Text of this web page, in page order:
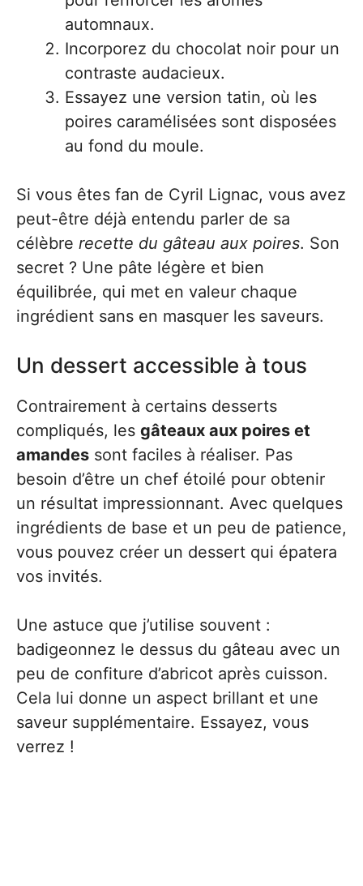
automnaux.
Incorporez du chocolat noir pour un
contraste audacieux.
Essayez une version tatin, où les
poires caramélisées sont disposées
au fond du moule.
Si vous êtes fan de Cyril Lignac, vous avez
peut-être déjà entendu parler de sa
célèbre recette du gâteau aux poires. Son
secret ? Une pâte légère et bien
équilibrée, qui met en valeur chaque
ingrédient sans en masquer les saveurs.
Un dessert accessible à tous
Contrairement à certains desserts
compliqués, les gâteaux aux poires et
amandes sont faciles à réaliser. Pas
besoin d’être un chef étoilé pour obtenir
un résultat impressionnant. Avec quelques
ingrédients de base et un peu de patience,
vous pouvez créer un dessert qui épatera
vos invités.
Une astuce que j’utilise souvent :
badigeonnez le dessus du gâteau avec un
peu de confiture d’abricot après cuisson.
Cela lui donne un aspect brillant et une
saveur supplémentaire. Essayez, vous
verrez !